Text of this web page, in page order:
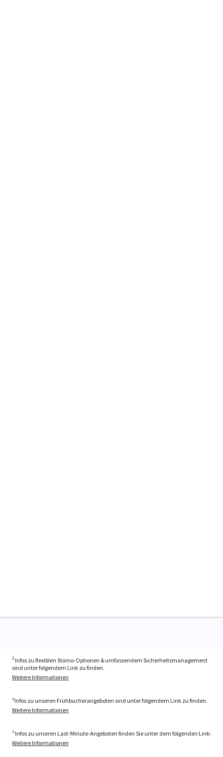
1 Infos zu flexiblen Storno-Optionen & umfassendem Sicherheitsmanagement
sind unter folgendem Link zu finden.
Weitere Informationen
²Infos zu unseren Frühbucherangeboten sind unter folgendem Link zu finden.
Weitere Informationen
³ Infos zu unseren Last-Minute-Angeboten finden Sie unter dem folgenden Link:
Weitere Informationen